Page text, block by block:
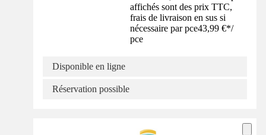
affichés sont des prix TTC,
frais de livraison en sus si
nécessaire par pce43,99 €*/
pce
Disponible en ligne
Réservation possible